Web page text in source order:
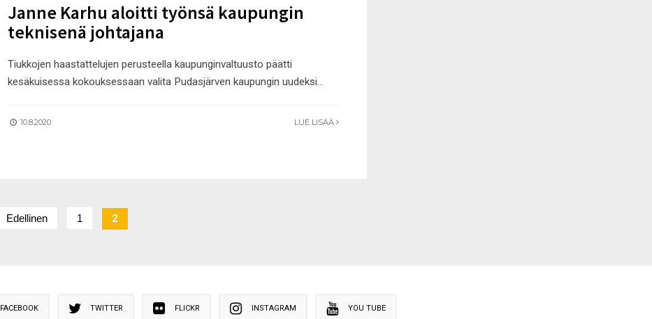
Janne Karhu aloitti työnsä kaupungin
teknisenä johtajana
Tiukkojen haastattelujen perusteella kaupunginvaltuusto päätti
kesäkuisessa kokouksessaan valita Pudasjärven kaupungin uudeksi...
10.8.2020 LUE LISÄÄ
Edellinen 1 2
FACEBOOK TWITTER FLICKR INSTAGRAM YOU TUBE